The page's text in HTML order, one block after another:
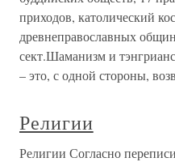
приходов, католический
древнеправославных
сект.Шаманизм и
– это, с одной стороны,
Религии
Религии Согласно